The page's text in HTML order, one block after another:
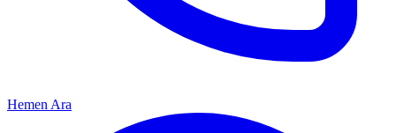
Hemen Ara